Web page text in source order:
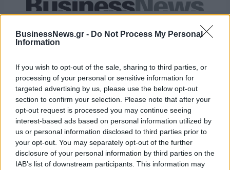
BusinessNews.gr - Do Not Process My Personal
Information
If you wish to opt-out of the sale, sharing to third parties, or
processing of your personal or sensitive information for
targeted advertising by us, please use the below opt-out
section to confirm your selection. Please note that after your
opt-out request is processed you may continue seeing
interest-based ads based on personal information utilized by
us or personal information disclosed to third parties prior to
your opt-out. You may separately opt-out of the further
disclosure of your personal information by third parties on the
IAB’s list of downstream participants. This information may
μπορούσε να 'ναι ο κορυφαίος
όλων"! (vid)
Παναθηναϊκού με τέσσερις
συμπατριώτες τους στη Μύκονο
Είσοδος της γαλλικής Meridiam στην ηλεκτρική διασύνδεση Ελλάδας
– Κύπρου